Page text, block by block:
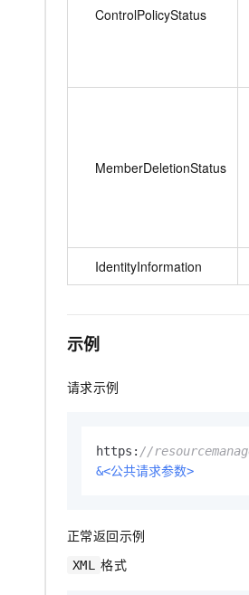
ControlPolicyStatus
MemberDeletionStatus
IdentityInformation
示例
请求示例
https: //
&<公共请求参数>
正常返回示例
XML 格式